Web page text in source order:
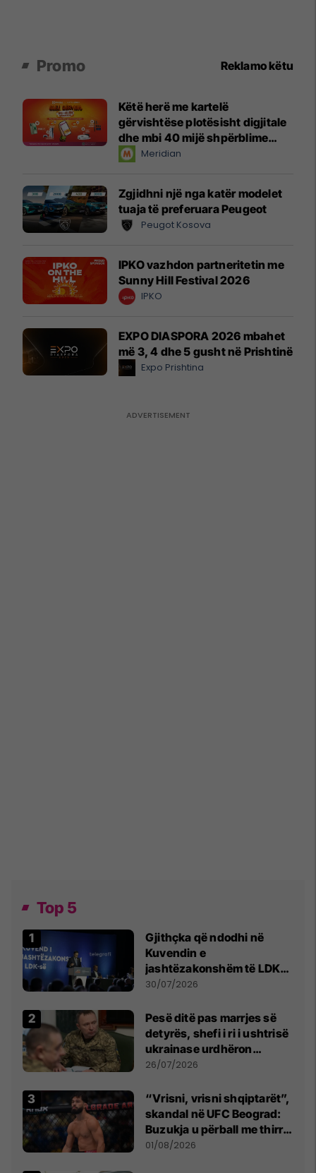
Promo Reklamo këtu
Këtë herë me kartelë
gërvishtëse plotësisht digjitale
dhe mbi 40 mijë shpërblime
instant!Meridian
Zgjidhni një nga katër modelet
tuaja të preferuara Peugeot
Peugot Kosova
IPKO vazhdon partneritetin me
Sunny Hill Festival 2026
IPKO
EXPO DIASPORA 2026 mbahet
më 3, 4 dhe 5 gusht në Prishtinë
Expo Prishtina
Top 5
Gjithçka që ndodhi në
Kuvendin e
jashtëzakonshëm të LDK-
së
30/07/2026
Pesë ditë pas marrjes së
detyrës, shefi i ri i ushtrisë
ukrainase urdhëron
kontroll të madh
26/07/2026
“Vrisni, vrisni shqiptarët”,
skandal në UFC Beograd:
Buzukja u përball me thirrje
anti-shqiptare nga
01/08/2026